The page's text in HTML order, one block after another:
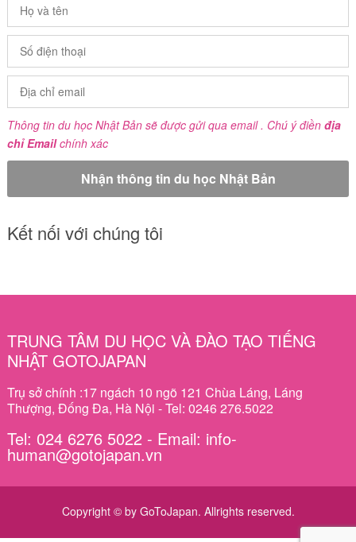
Thông tin du học Nhật Bản sẽ được gửi qua email . Chú ý điền địa
chỉ Emailchính xác
Kết nối với chúng tôi
TRUNG TÂM DU HỌC VÀ ĐÀO TẠO TIẾNG
NHẬT GOTOJAPAN
Trụ sở chính :17 ngách 10 ngõ 121 Chùa Láng, Láng
Thượng, Đống Đa, Hà Nội - Tel: 0246 276.5022
Tel: 024 6276 5022 - Email: info-
human@gotojapan.vn
Copyright © by GoToJapan. Allrights reserved.